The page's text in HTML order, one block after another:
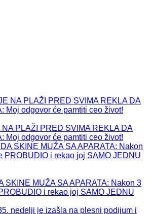
PLAŽI PRED SVIMA REKLA DA
Moj odgovor će pamtiti ceo život!
SKINE MUŽA SA APARATA: Nakon 3
i rekao joj SAMO JEDNU